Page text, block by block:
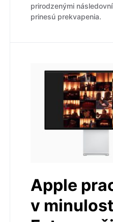
prirodzenými
prinesú prekvapenia.
Apple
v